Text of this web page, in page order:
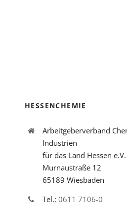
HESSENCHEMIE
Arbeitgeberverband
Industrien
für das Land Hessen
Murnaustraße 12
65189 Wiesbaden
Tel.: 0611 7106-0